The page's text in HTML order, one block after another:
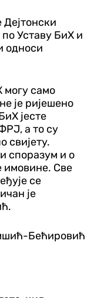
Уставу БиХ и
односи
могу само
је ријешено
јесте
а то су
свијету.
споразум и о
имовине. Све
се
је
Бећировић